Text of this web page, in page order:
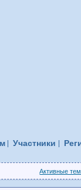
Участники
Активные